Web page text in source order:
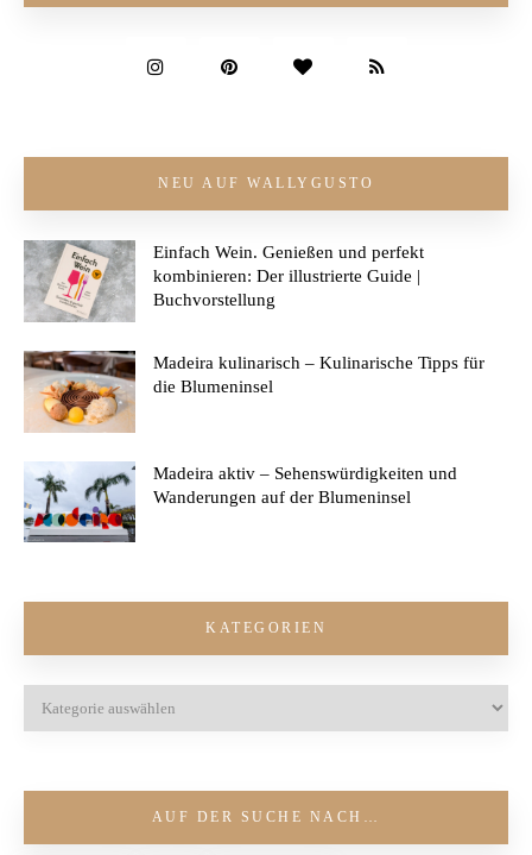
NEU AUF WALLYGUSTO
Einfach Wein. Genießen und perfekt
kombinieren: Der illustrierte Guide |
Buchvorstellung
Madeira kulinarisch – Kulinarische Tipps für
die Blumeninsel
Madeira aktiv – Sehenswürdigkeiten und
Wanderungen auf der Blumeninsel
KATEGORIEN
AUF DER SUCHE NACH…